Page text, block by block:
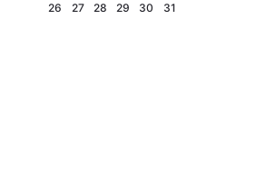
26
27 28 29 30 31